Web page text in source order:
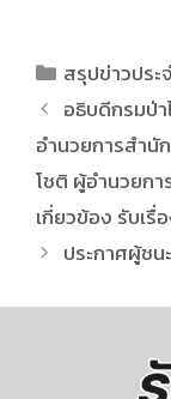
สรุปข่าวประ
อธิบดีกรมป่
อำนวยการสำนั
โชติ ผู้อำนวยก
เกี่ยวข้อง รับเรื่
ประกาศผู้ช